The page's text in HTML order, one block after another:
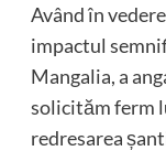
Având în
impactul
Mangalia, a
solicităm ferm
redresarea